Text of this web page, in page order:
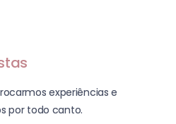
experiências e
por todo canto.